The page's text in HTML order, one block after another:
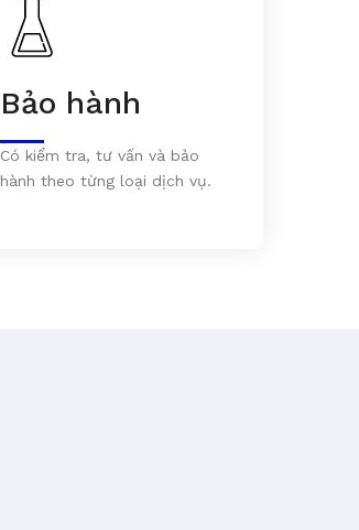
Bảo hành
Có kiểm tra, tư vấn và bảo
hành theo từng loại dịch vụ.